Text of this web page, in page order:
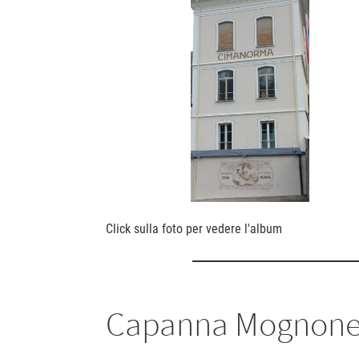
Click sulla foto per vedere l'album
Capanna